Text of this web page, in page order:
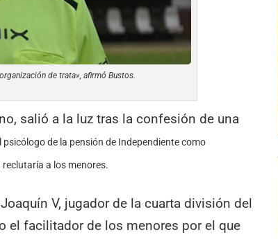
de trata», afirmó Bustos.
salió a la luz tras la confesión de una
psicólogo de la pensión de Independiente como
a los menores.
V, jugador de la cuarta división del
el facilitador de los menores por el que